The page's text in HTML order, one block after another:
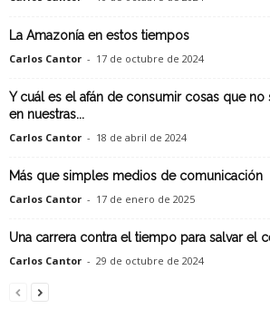
La Amazonía en estos tiempos
Carlos Cantor - 17 de octubre de 2024
Y cuál es el afán de consumir cosas que
en nuestras...
Carlos Cantor - 18 de abril de 2024
Más que simples medios de comunicación
Carlos Cantor - 17 de enero de 2025
Una carrera contra el tiempo para salvar el
Carlos Cantor - 29 de octubre de 2024